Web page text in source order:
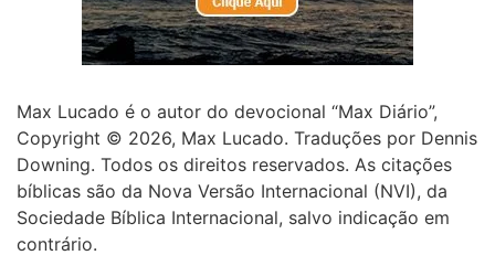
Max Lucado é o autor do devocional “Max Diário”,
Copyright © 2026, Max Lucado. Traduções por Dennis
Downing. Todos os direitos reservados. As citações
bíblicas são da Nova Versão Internacional (NVI), da
Sociedade Bíblica Internacional, salvo indicação em
contrário.